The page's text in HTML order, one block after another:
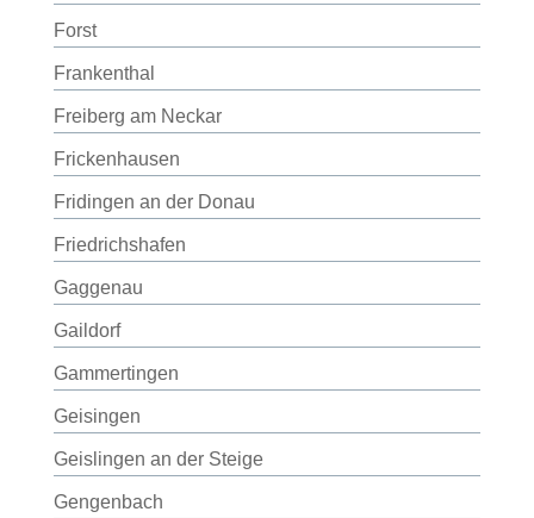
Forst
Frankenthal
Freiberg am Neckar
Frickenhausen
Fridingen an der Donau
Friedrichshafen
Gaggenau
Gaildorf
Gammertingen
Geisingen
Geislingen an der Steige
Gengenbach